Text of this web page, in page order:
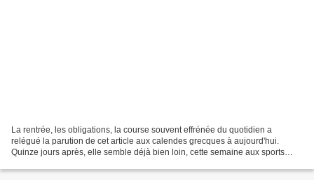
La rentrée, les obligations, la course souvent effrénée du quotidien a
relégué la parution de cet article aux calendes grecques à aujourd'hui.
Quinze jours après, elle semble déjà bien loin, cette semaine aux sports